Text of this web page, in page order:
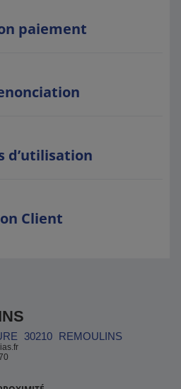
paiement
d’utilisation
Client
30210 REMOULINS